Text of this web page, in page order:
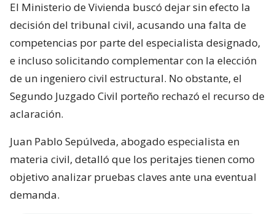
El Ministerio de Vivienda buscó dejar sin efecto la
decisión del tribunal civil, acusando una falta de
competencias por parte del especialista designado,
e incluso solicitando complementar con la elección
de un ingeniero civil estructural. No obstante, el
Segundo Juzgado Civil porteño rechazó el recurso de
aclaración.
Juan Pablo Sepúlveda, abogado especialista en
materia civil, detalló que los peritajes tienen como
objetivo analizar pruebas claves ante una eventual
demanda.